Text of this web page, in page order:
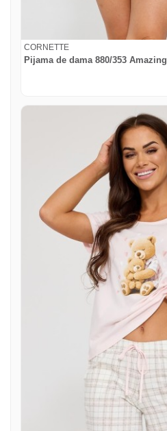
CORNETTE
Pijama de dama 880/353 Amazing